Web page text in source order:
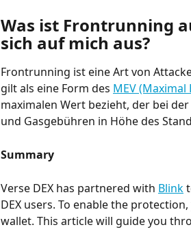
Was ist Frontrunning
sich auf mich aus?
Frontrunning ist eine Art von
gilt als eine Form des MEV
maximalen Wert bezieht, der bei
und Gasgebühren in Höhe des
Summary
Verse DEX has partnered with Blink
DEX users. To enable the
wallet. This article will guide you